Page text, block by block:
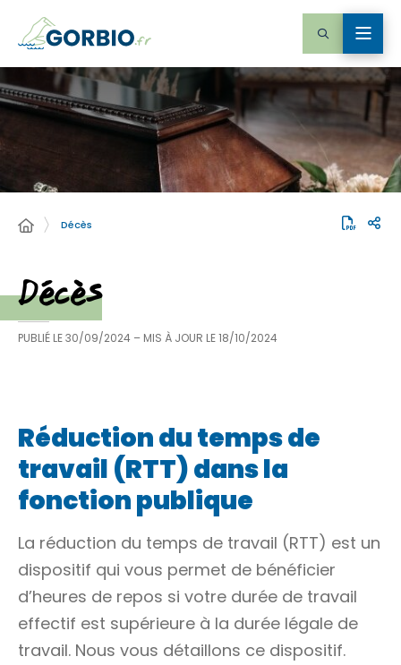
Décès
Décès
PUBLIÉ LE30/09/2024 – MIS À JOUR LE18/10/2024
Réduction du temps de
travail (RTT) dans la
fonction publique
La réduction du temps de travail (RTT) est un
dispositif qui vous permet de bénéficier
d’heures de repos si votre durée de travail
effectif est supérieure à la durée légale de
travail. Nous vous détaillons ce dispositif.